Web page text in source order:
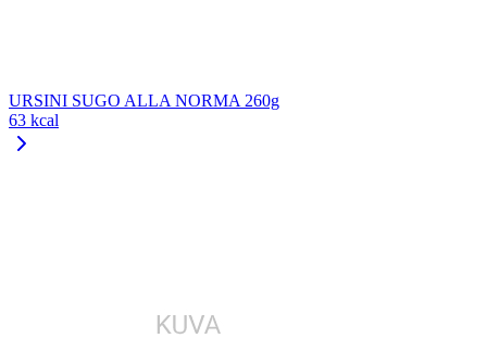
URSINI SUGO ALLA NORMA 260g
63 kcal